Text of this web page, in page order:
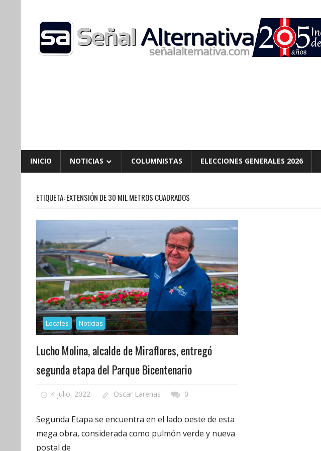
content
INICIO NOTICIAS COLUMNISTAS ELECCIONES GENERALES 2026
ETIQUETA:EXTENSIÓN DE 30 MIL METROS CUADRADOS
Locales Noticias
Lucho Molina, alcalde de Miraflores, entregó
segunda etapa del Parque Bicentenario
4 julio, 2022 Oscar Larenas 0
Segunda Etapa se encuentra en el lado oeste de esta
mega obra, considerada como pulmón verde y nueva
postal de